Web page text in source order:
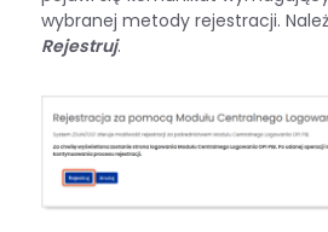
wybranej metody rejestracji.
Rejestruj.